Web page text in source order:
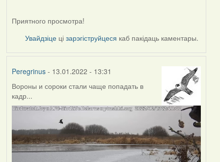
Приятного просмотра!
Увайдзіце цізарэгіструйцеся каб пакідаць каментары.
Peregrinus- 13.01.2022 - 13:31
Вороны и сороки стали чаще попадать в
кадр...